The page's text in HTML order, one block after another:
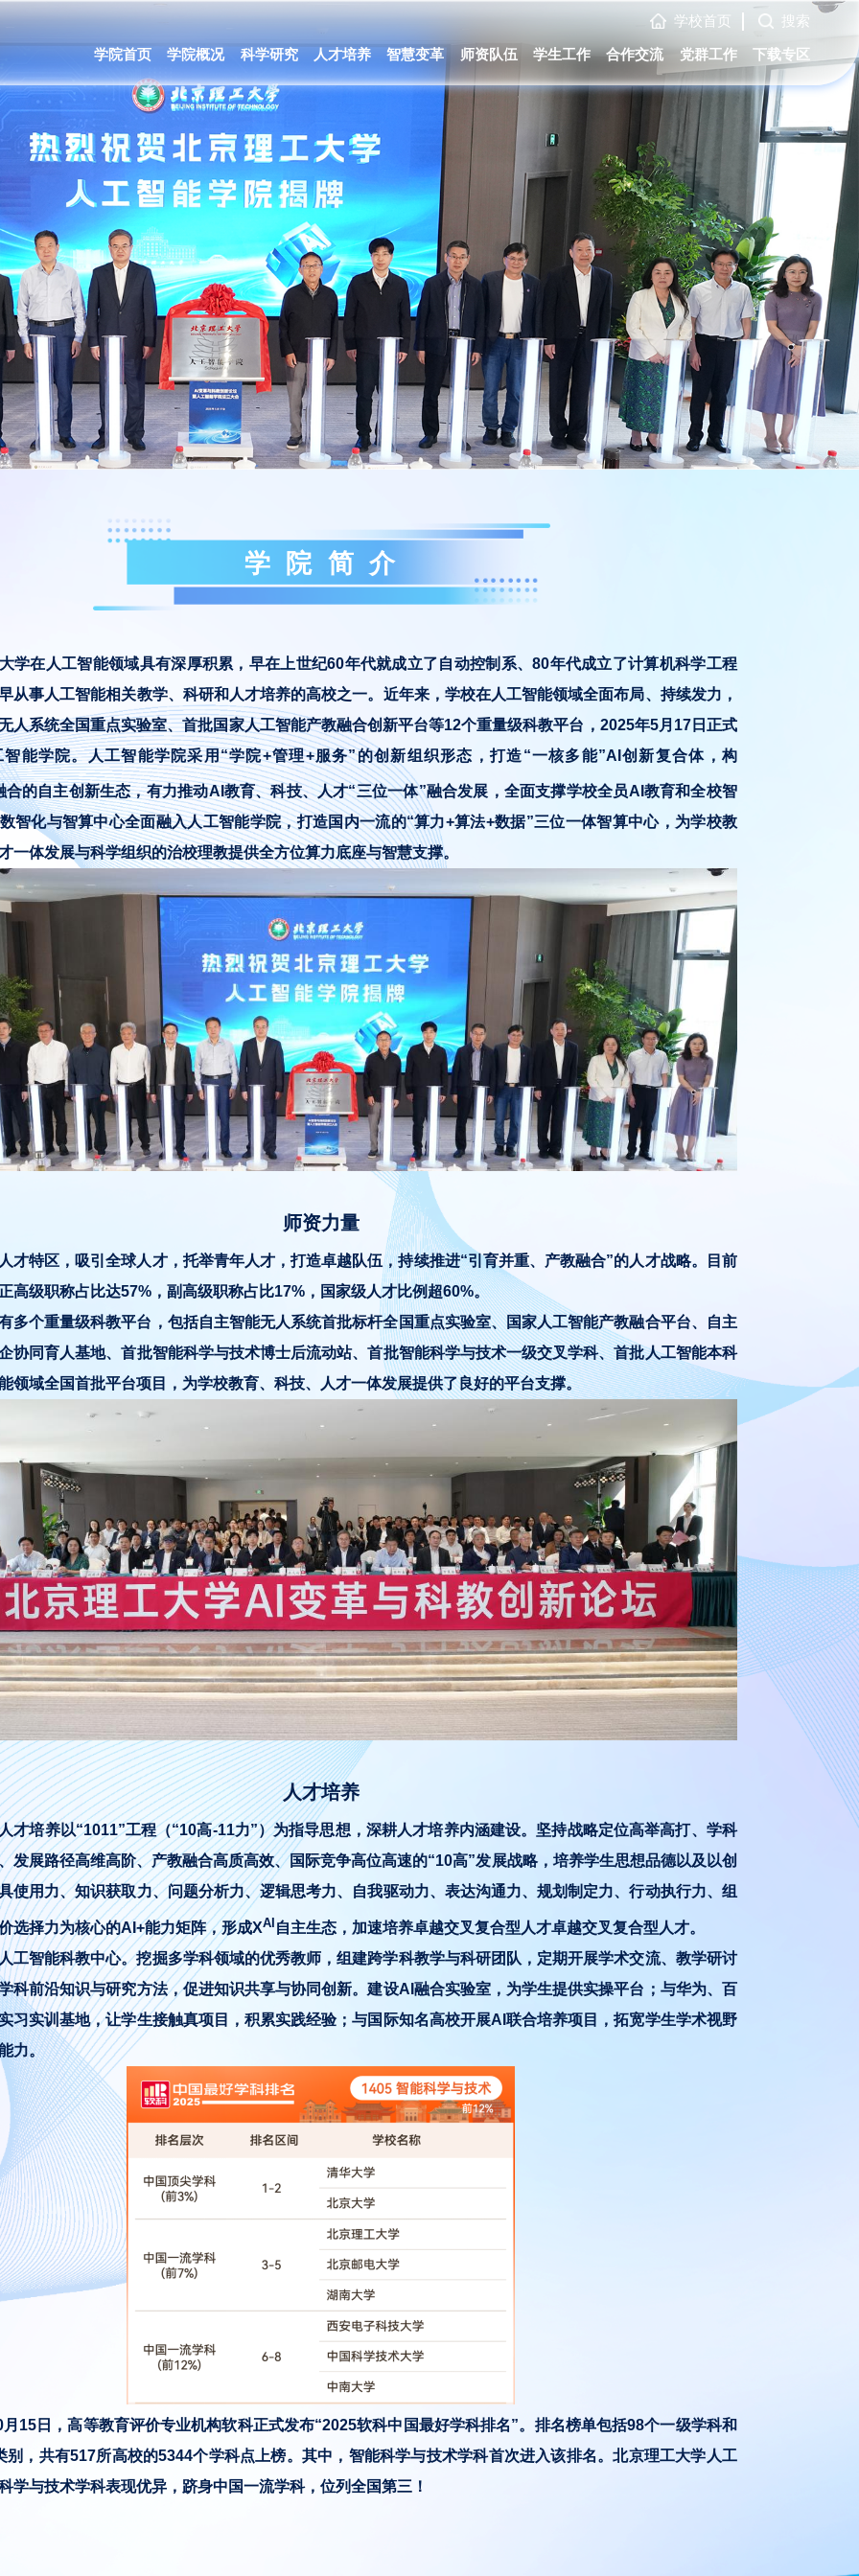
学校首页 搜索
学院首页 学院概况 科学研究 人才培养 智慧变革 师资队伍 学生工作 合作交流 党群工作 下载专区
学院简介
学在人工智能领域具有深厚积累，早在上世纪60年代就成立了自动控制系、80年代成立了计算机科学工程
从事人工智能相关教学、科研和人才培养的高校之一。近年来，学校在人工智能领域全面布局、持续发力，
人系统全国重点实验室、首批国家人工智能产教融合创新平台等12个重量级科教平台，2025年5月17日正式
智能学院。人工智能学院采用“学院+管理+服务”的创新组织形态，打造“一核多能”AI创新复合体，构
合的自主创新生态，有力推动AI教育、科技、人才“三位一体”融合发展，全面支撑学校全员AI教育和全校智
智化与智算中心全面融入人工智能学院，打造国内一流的“算力+算法+数据”三位一体智算中心，为学校教
一体发展与科学组织的治校理教提供全方位算力底座与智慧支撑。
师资力量
才特区，吸引全球人才，托举青年人才，打造卓越队伍，持续推进“引育并重、产教融合”的人才战略。目前
高级职称占比达57%，副高级职称占比17%，国家级人才比例超60%。
多个重量级科教平台，包括自主智能无人系统首批标杆全国重点实验室、国家人工智能产教融合平台、自主
协同育人基地、首批智能科学与技术博士后流动站、首批智能科学与技术一级交叉学科、首批人工智能本科
领域全国首批平台项目，为学校教育、科技、人才一体发展提供了良好的平台支撑。
人才培养
才培养以“1011”工程（“10高-11力”）为指导思想，深耕人才培养内涵建设。坚持战略定位高举高打、学科
发展路径高维高阶、产教融合高质高效、国际竞争高位高速的“10高”发展战略，培养学生思想品德以及以创
使用力、知识获取力、问题分析力、逻辑思考力、自我驱动力、表达沟通力、规划制定力、行动执行力、组
选择力为核心的AI+能力矩阵，形成XAI 自主生态，加速培养卓越交叉复合型人才卓越交叉复合型人才。
工智能科教中心。挖掘多学科领域的优秀教师，组建跨学科教学与科研团队，定期开展学术交流、教学研讨
科前沿知识与研究方法，促进知识共享与协同创新。建设AI融合实验室，为学生提供实操平台；与华为、百
习实训基地，让学生接触真项目，积累实践经验；与国际知名高校开展AI联合培养项目，拓宽学生学术视野
力。
15日，高等教育评价专业机构软科正式发布“2025软科中国最好学科排名”。排名榜单包括98个一级学科和
别，共有517所高校的5344个学科点上榜。其中，智能科学与技术学科首次进入该排名。北京理工大学人工
学与技术学科表现优异，跻身中国一流学科，位列全国第三！